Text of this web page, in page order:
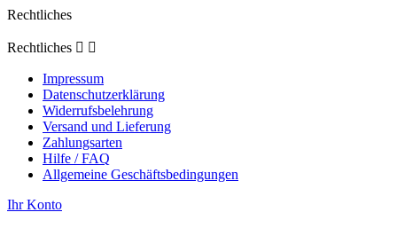
Rechtliches
Rechtliches  
Impressum
Datenschutzerklärung
Widerrufsbelehrung
Versand und Lieferung
Zahlungsarten
Hilfe / FAQ
Allgemeine Geschäftsbedingungen
Ihr Konto